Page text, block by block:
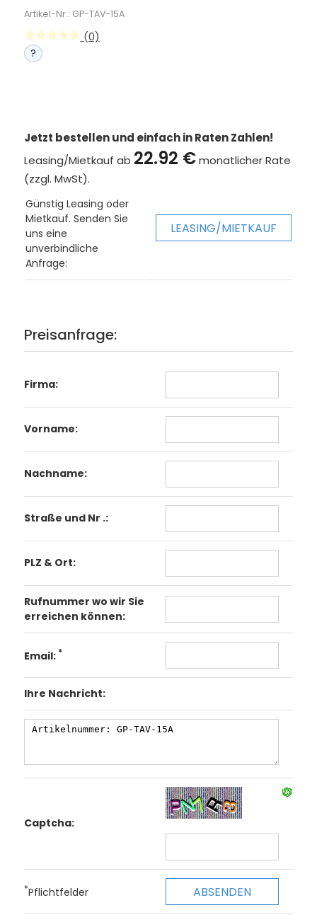
Artikel-Nr.: GP-TAV-15A
(0)
?
Jetzt bestellen und einfach in Raten Zahlen!
Leasing/Mietkauf ab 22.92 €monatlicher Rate
(zzgl. MwSt).
Günstig Leasing oder
Mietkauf. Senden Sie
uns eine
unverbindliche
Anfrage:
LEASING/MIETKAUF
Preisanfrage:
Firma:
Vorname:
Nachname:
Straße und Nr .:
PLZ & Ort:
Rufnummer wo wir Sie
erreichen können:
Email: *
Ihre Nachricht:
Captcha:
*Pflichtfelder